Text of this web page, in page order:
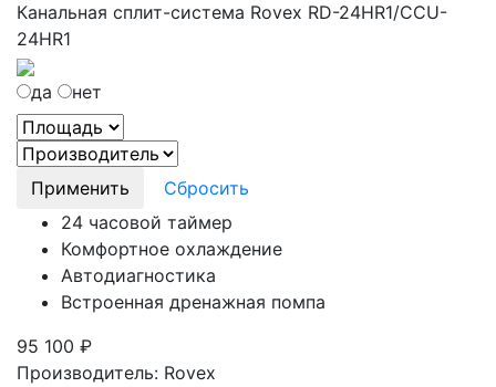
Канальная сплит-система Rovex RD-24HR1/CCU-
24HR1
да нет
Применить
Сбросить
24 часовой таймер
Комфортное охлаждение
Автодиагностика
Встроенная дренажная помпа
95 100 ₽
Производитель: Rovex